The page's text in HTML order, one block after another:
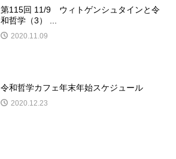
第115回 11/9 ウィトゲンシュタインと令
和哲学（3） ...
2020.11.09
令和哲学カフェ年末年始スケジュール
2020.12.23